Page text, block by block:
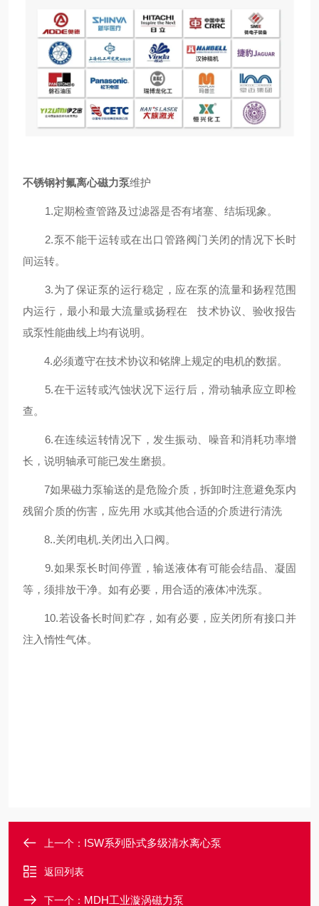
不锈钢衬氟离心磁力泵维护
1.定期检查管路及过滤器是否有堵塞、结垢现象。
2.泵不能干运转或在出口管路阀门关闭的情况下长时
间运转。
3.为了保证泵的运行稳定，应在泵的流量和扬程范围
内运行，最小和最大流量或扬程在 技术协议、验收报告
或泵性能曲线上均有说明。
4.必须遵守在技术协议和铭牌上规定的电机的数据。
5.在干运转或汽蚀状况下运行后，滑动轴承应立即检
查。
6.在连续运转情况下，发生振动、噪音和消耗功率增
长，说明轴承可能已发生磨损。
7如果磁力泵输送的是危险介质，拆卸时注意避免泵内
残留介质的伤害，应先用 水或其他合适的介质进行清洗
8..关闭电机.关闭出入口阀。
9.如果泵长时间停置，输送液体有可能会结晶、凝固
等，须排放干净。如有必要，用合适的液体冲洗泵。
10.若设备长时间贮存，如有必要，应关闭所有接口并
注入惰性气体。
上一个： ISW系列卧式多级清水离心泵
返回列表
下一个： MDH工业漩涡磁力泵